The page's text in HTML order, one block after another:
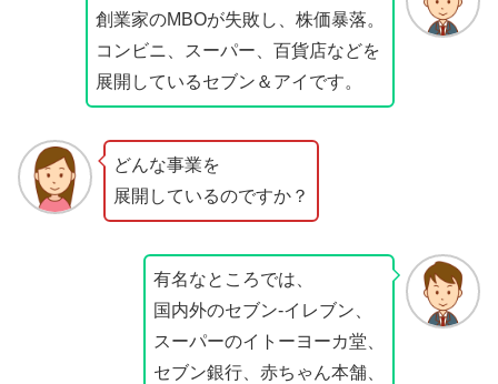
創業家のMBOが失敗し、株価暴落。
コンビニ、スーパー、百貨店などを
展開しているセブン＆アイです。
どんな事業を
展開しているのですか？
有名なところでは、
国内外のセブン‐イレブン、
スーパーのイトーヨーカ堂、
セブン銀行、赤ちゃん本舗、